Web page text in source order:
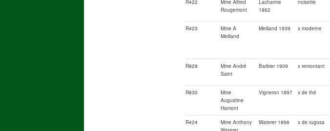
R422
Mme Alfred
Rougemont
Lacharme
1862
noisette
R423
Mme A
Meilland
Meilland 1939 x moderne
R829
Mme André
Saint
Barbier 1909 x remontant
R830
Mme
Augustine
Hamont
Vigneron 1897 x de thé
R424
Mme Anthony
Waterer 1898 x de rugosa